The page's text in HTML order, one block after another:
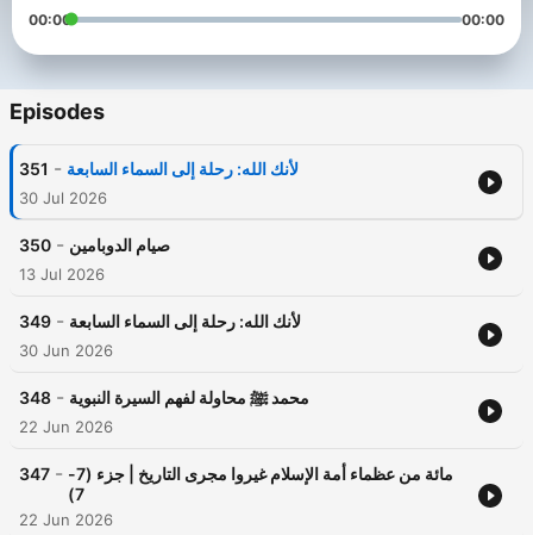
00:00 00:00
Episodes
351 - لأنك الله: رحلة إلى السماء السابعة
30 Jul 2026
350 - صيام الدوبامين
13 Jul 2026
349 - لأنك الله: رحلة إلى السماء السابعة
30 Jun 2026
348 - محمد ﷺ محاولة لفهم السيرة النبوية
22 Jun 2026
347 - مائة من عظماء أمة الإسلام غيروا مجرى التاريخ | جزء (7-
7)
22 Jun 2026